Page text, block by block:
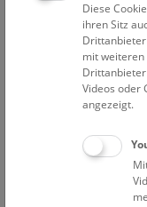
1. September
Bisher keine
in der Regel
Diese
ihren Sitz
mit
Drittanbieter
Videos oder
angezeigt.